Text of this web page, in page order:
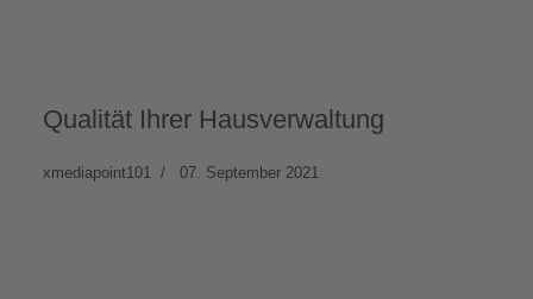
Qualität Ihrer Hausverwaltung
xmediapoint101 07. September 2021